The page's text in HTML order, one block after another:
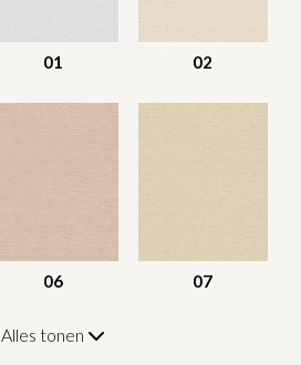
01 02
06 07
Alles tonen